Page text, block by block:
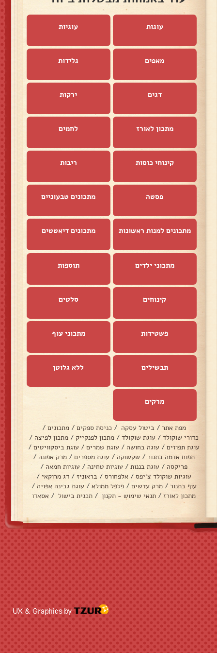
עוגות עוגיות
מאפים גלידות
דגים ירקות
מתכון לאורז לחמים
קינוחי כוסות ריבות
פסטה מתכונים טבעוניים
מתכונים למנות ראשונות מתכונים דיאטטים
מתכוני ילדים תוספות
קינוחים סלטים
פשטידות מתכוני עוף
תבשילים ללא גלוטן
מרקים
מפת אתר / ביטול עסקה / כניסת ספקים / מתכונים /
כדורי שוקולד / עוגת שוקולד / מתכון לפנקייק / מתכון לפיצה /
עוגת תפוזים / עוגה בחושה / עוגת שמרים / עוגת ביסקוויטים /
תפוח אדמה בתנור / שקשוקה / עוגת מספרים / מרק אפונה /
פריקסה / עוגת בננות / עוגיות טחינה / עוגיות חמאה /
עוגיות שוקולד צ׳יפס / אלפחורס / בראוניז / דג מרוקאי /
עוף בתנור / מרק עדשים / פלפל ממולא / עוגת גבינה אפויה /
מתכון לאורז / תנאי שימוש - תקנון / תכנית בישול / אסאדו